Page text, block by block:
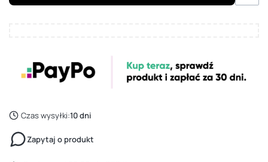
Czas wysyłki:10 dni
Zapytaj o produkt